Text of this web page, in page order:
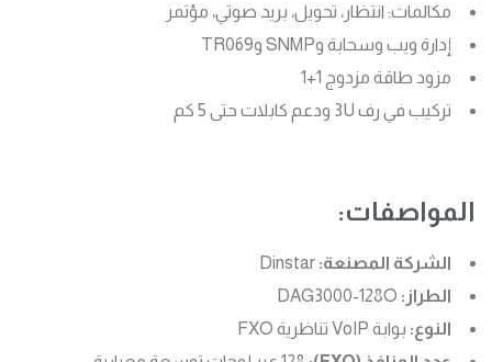
مكالمات: انتظار، تحويل، بريد صوتي، مؤتمر
إدارة ويب وسحابة وSNMP وTR069
مزود طاقة مزدوج 1+1
تركيب في رف 3U ودعم كابلات حتى 5 كم
المواصفات:
الشركة المصنعة:
الطراز:
النوع: بوابة VoIP تناظرية FXO